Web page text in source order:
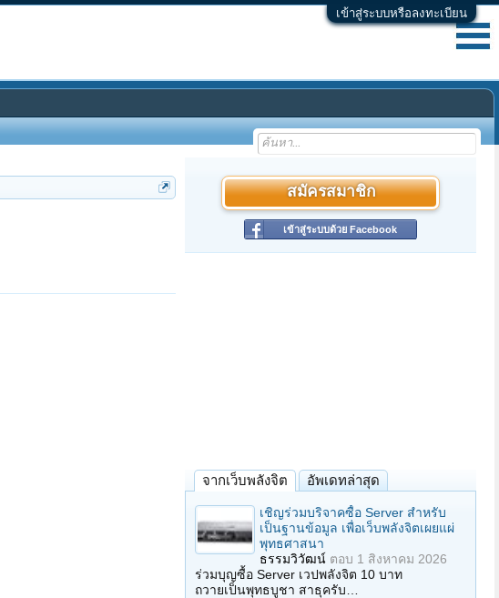
เข้าสู่ระบบหรือลงทะเบียน
สมัครสมาชิก
เข้าสู่ระบบด้วย Facebook
จากเว็บพลังจิต อัพเดทล่าสุด
เชิญร่วมบริจาคซื้อ Server สำหรับ
เป็นฐานข้อมูล เพื่อเว็บพลังจิตเผยแผ่
พุทธศาสนา
ธรรมวิวัฒน์ ตอบ 1 สิงหาคม 2026
ร่วมบุญซื้อ Server เวปพลังจิต 10 บาท
ถวายเป็นพุทธบูชา สาธุครับ…